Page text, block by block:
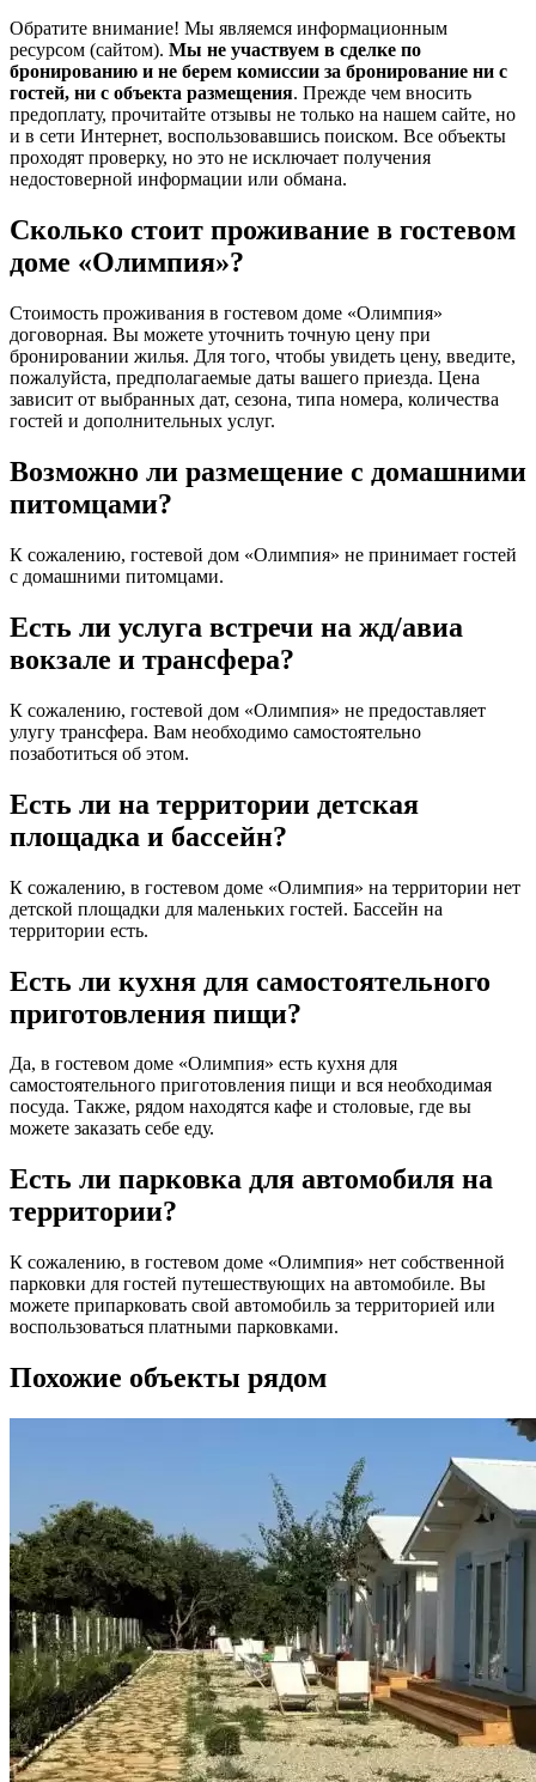
Обратите внимание! Мы являемся информационным
ресурсом (сайтом). Мы не участвуем в сделке по
бронированию и не берем комиссии за бронирование ни с
гостей, ни с объекта размещения. Прежде чем вносить
предоплату, прочитайте отзывы не только на нашем сайте, но
и в сети Интернет, воспользовавшись поиском. Все объекты
проходят проверку, но это не исключает получения
недостоверной информации или обмана.
Сколько стоит проживание в гостевом
доме «Олимпия»?
Стоимость проживания в гостевом доме «Олимпия»
договорная. Вы можете уточнить точную цену при
бронировании жилья. Для того, чтобы увидеть цену, введите,
пожалуйста, предполагаемые даты вашего приезда. Цена
зависит от выбранных дат, сезона, типа номера, количества
гостей и дополнительных услуг.
Возможно ли размещение с домашними
питомцами?
К сожалению, гостевой дом «Олимпия» не принимает гостей
с домашними питомцами.
Есть ли услуга встречи на жд/авиа
вокзале и трансфера?
К сожалению, гостевой дом «Олимпия» не предоставляет
улугу трансфера. Вам необходимо самостоятельно
позаботиться об этом.
Есть ли на территории детская
площадка и бассейн?
К сожалению, в гостевом доме «Олимпия» на территории нет
детской площадки для маленьких гостей. Бассейн на
территории есть.
Есть ли кухня для самостоятельного
приготовления пищи?
Да, в гостевом доме «Олимпия» есть кухня для
самостоятельного приготовления пищи и вся необходимая
посуда. Также, рядом находятся кафе и столовые, где вы
можете заказать себе еду.
Есть ли парковка для автомобиля на
территории?
К сожалению, в гостевом доме «Олимпия» нет собственной
парковки для гостей путешествующих на автомобиле. Вы
можете припарковать свой автомобиль за территорией или
воспользоваться платными парковками.
Похожие объекты рядом